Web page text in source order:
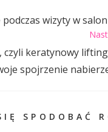
wizyty w
czyli keratynowy
spojrzenie
SPODOBAĆ